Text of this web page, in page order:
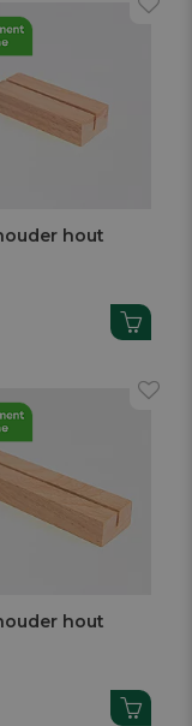
hout
hout